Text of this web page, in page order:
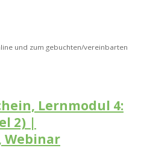
und zum gebuchten/vereinbarten
Lernmodul 4:
2) |
Webinar